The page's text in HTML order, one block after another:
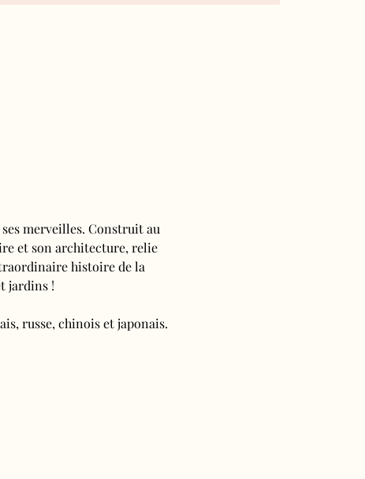
merveilles. Construit au
et son architecture, relie
histoire de la
jardins !
russe, chinois et japonais.